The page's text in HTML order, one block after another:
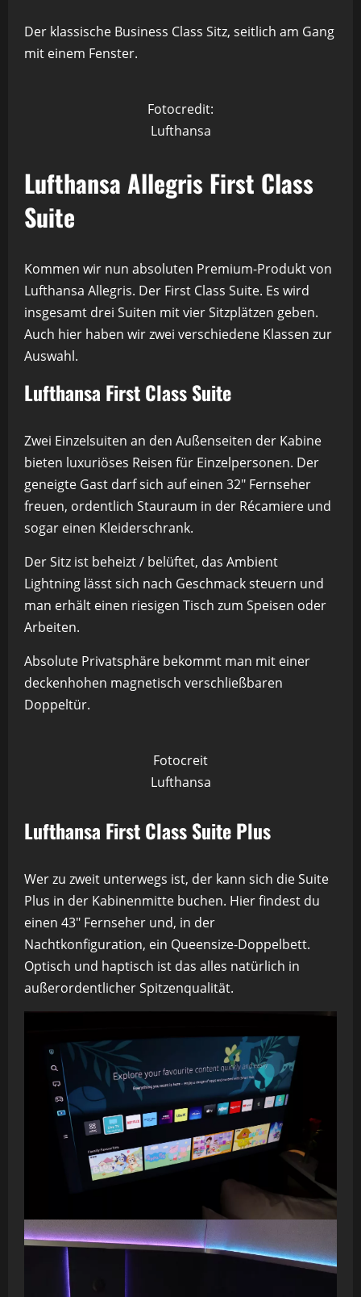
Der klassische Business Class Sitz, seitlich am Gang
mit einem Fenster.
Fotocredit:
Lufthansa
Lufthansa Allegris First Class
Suite
Kommen wir nun absoluten Premium-Produkt von
Lufthansa Allegris. Der First Class Suite. Es wird
insgesamt drei Suiten mit vier Sitzplätzen geben.
Auch hier haben wir zwei verschiedene Klassen zur
Auswahl.
Lufthansa First Class Suite
Zwei Einzelsuiten an den Außenseiten der Kabine
bieten luxuriöses Reisen für Einzelpersonen. Der
geneigte Gast darf sich auf einen 32″ Fernseher
freuen, ordentlich Stauraum in der Récamiere und
sogar einen Kleiderschrank.
Der Sitz ist beheizt / belüftet, das Ambient
Lightning lässt sich nach Geschmack steuern und
man erhält einen riesigen Tisch zum Speisen oder
Arbeiten.
Absolute Privatsphäre bekommt man mit einer
deckenhohen magnetisch verschließbaren
Doppeltür.
Fotocreit
Lufthansa
Lufthansa First Class Suite Plus
Wer zu zweit unterwegs ist, der kann sich die Suite
Plus in der Kabinenmitte buchen. Hier findest du
einen 43″ Fernseher und, in der
Nachtkonfiguration, ein Queensize-Doppelbett.
Optisch und haptisch ist das alles natürlich in
außerordentlicher Spitzenqualität.